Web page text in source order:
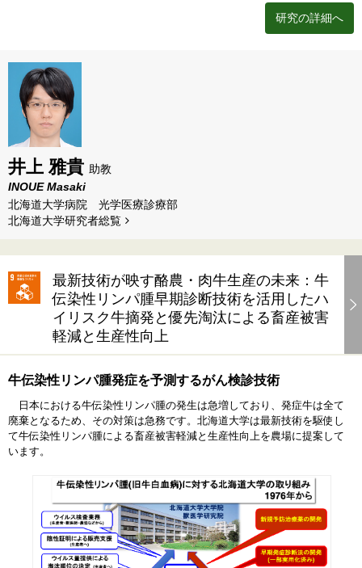
研究の詳細へ
井上 雅貴 助教
INOUE Masaki
北海道大学病院 光学医療診療部
北海道⼤学研究者総覧
最新技術が映す酪農・肉牛生産の未来：牛
伝染性リンパ腫早期診断技術を活用したハ
イリスク牛摘発と優先淘汰による畜産被害
軽減と生産性向上
牛伝染性リンパ腫発症を予測するがん検診技術
日本における牛伝染性リンパ腫の発生は急増しており、発症牛は全て
廃棄となるため、その対策は急務です。北海道大学は最新技術を駆使し
て牛伝染性リンパ腫による畜産被害軽減と生産性向上を農場に提案して
います。